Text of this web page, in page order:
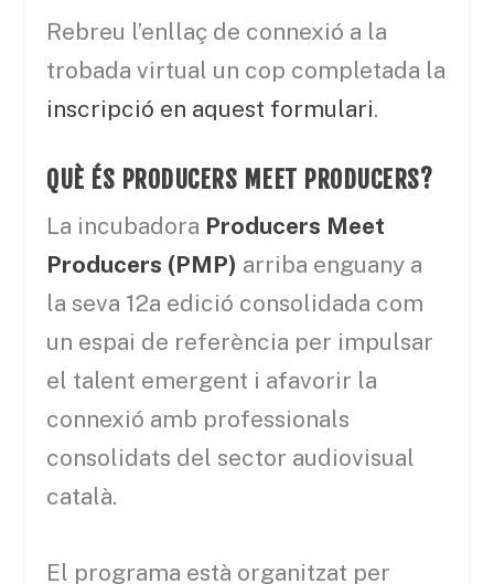
Rebreu l’enllaç de connexió a la
trobada virtual un cop completada la
inscripció en aquest formulari.
QUÈ ÉS PRODUCERS MEET PRODUCERS?
La incubadora Producers Meet
Producers (PMP) arriba enguany a
la seva 12a edició consolidada com
un espai de referència per impulsar
el talent emergent i afavorir la
connexió amb professionals
consolidats del sector audiovisual
català.
El programa està organitzat per